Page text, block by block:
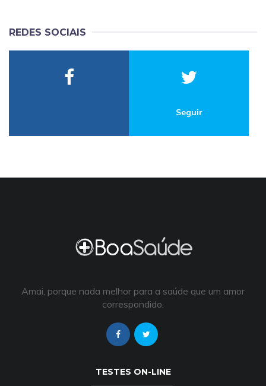
REDES SOCIAIS
Seguir
Amai, porque nada melhor para a saúde que um amor
correspondido.
TESTES ON-LINE